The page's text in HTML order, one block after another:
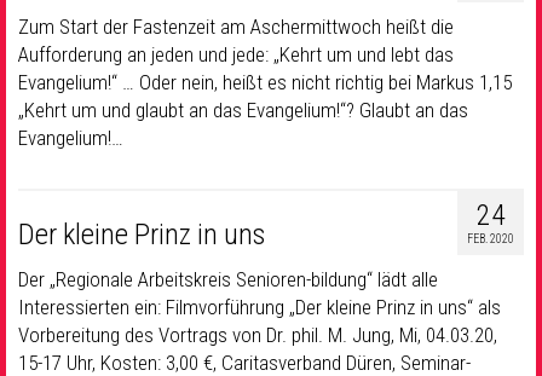
Zum Start der Fastenzeit am Aschermittwoch heißt die
Aufforderung an jeden und jede: „Kehrt um und lebt das
Evangelium!“ … Oder nein, heißt es nicht richtig bei Markus 1,15
„Kehrt um und glaubt an das Evangelium!“? Glaubt an das
Evangelium!…
24
FEB. 2020
Der kleine Prinz in uns
Der „Regionale Arbeitskreis Senioren-bildung“ lädt alle
Interessierten ein: Filmvorführung „Der kleine Prinz in uns“ als
Vorbereitung des Vortrags von Dr. phil. M. Jung, Mi, 04.03.20,
15-17 Uhr, Kosten: 3,00 €, Caritasverband Düren, Seminar-